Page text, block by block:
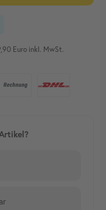
Euro inkl. MwSt.